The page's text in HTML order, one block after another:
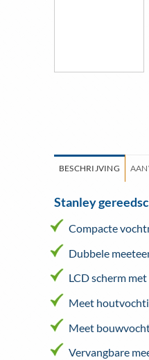
BESCHRIJVING
Stanley
Compacte
Dubbele
LCD scherm
Meet
Meet
Vervangbare